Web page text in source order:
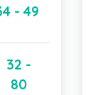
- 49
32 -
80